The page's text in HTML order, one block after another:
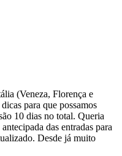
(Veneza, Florença e
para que possamos
10 dias no total. Queria
das entradas para
Desde já muito